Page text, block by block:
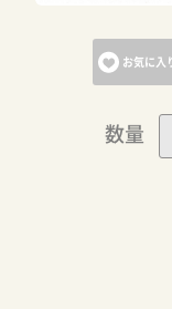
お気に入
数量